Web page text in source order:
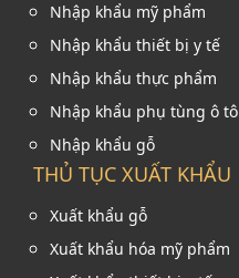
Nhập khẩu mỹ phẩm
Nhập khẩu thiết bị y tế
Nhập khẩu thực phẩm
Nhập khẩu phụ tùng ô tô
Nhập khẩu gỗ
THỦ TỤC XUẤT KHẨU
Xuất khẩu gỗ
Xuất khẩu hóa mỹ phẩm